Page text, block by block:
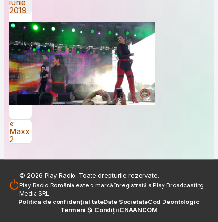
iunie
2019
Navigare în articole
«
Maxx
2
© 2026 Play Radio. Toate drepturile rezervate.
Play Radio România este o marcă înregistrată a Play Broadcasting
Media SRL.
Politica de confidențialitateDate SocietateCod Deontologic
Termeni Și CondițiiCNAANCOM